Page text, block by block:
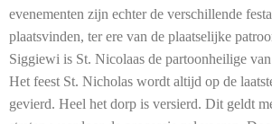
evenementen zijn echter de verschillende
plaatsvinden, ter ere van de plaatselijke
Siggiewi is St. Nicolaas de partoonheilige
Het feest St. Nicholas wordt altijd op de
gevierd. Heel het dorp is versierd. Dit geldt